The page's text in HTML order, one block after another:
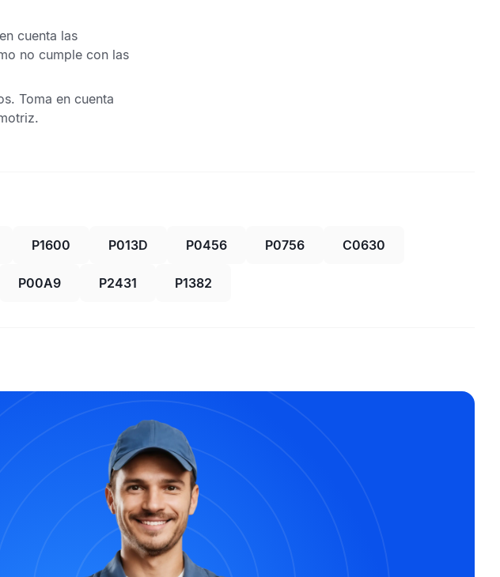
cuenta las
no cumple con las
Toma en cuenta
P1600 P013D P0456 P0756 C0630
P00A9 P2431 P1382